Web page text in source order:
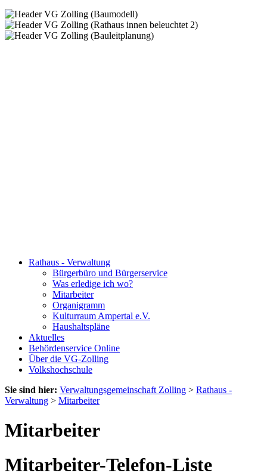
Rathaus - Verwaltung
Bürgerbüro und Bürgerservice
Was erledige ich wo?
Mitarbeiter
Organigramm
Kulturraum Ampertal e.V.
Haushaltspläne
Aktuelles
Behördenservice Online
Über die VG-Zolling
Volkshochschule
Sie sind hier: Verwaltungsgemeinschaft Zolling > Rathaus -
Verwaltung > Mitarbeiter
Mitarbeiter
Mitarbeiter-Telefon-Liste